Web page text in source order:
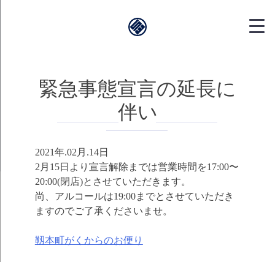
靱本町がく｜
緊急事態宣言の延長に
伴い
2021年.02月.14日
2月15日より宣言解除までは営業時間を17:00〜
20:00(閉店)とさせていただきます。
尚、アルコールは19:00までとさせていただき
ますのでご了承くださいませ。
靱本町がくからのお便り